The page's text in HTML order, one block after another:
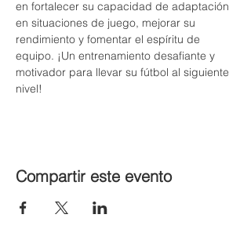
en fortalecer su capacidad de adaptación
en situaciones de juego, mejorar su
rendimiento y fomentar el espíritu de
equipo. ¡Un entrenamiento desafiante y
motivador para llevar su fútbol al siguiente
nivel!
Compartir este evento